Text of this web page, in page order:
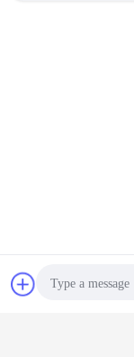
Contact